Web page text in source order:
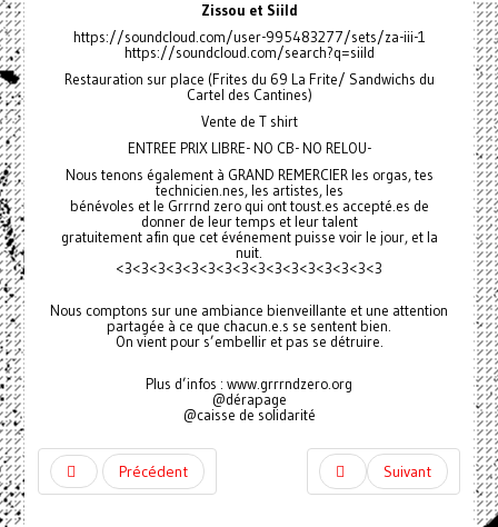
Zissou et Siild
https://soundcloud.com/user-995483277/sets/za-iii-1
https://soundcloud.com/search?q=siild
Restauration sur place (Frites du 69 La Frite/ Sandwichs du
Cartel des Cantines)
Vente de T shirt
ENTREE PRIX LIBRE- NO CB- NO RELOU-
Nous tenons également à GRAND REMERCIER les orgas, tes
technicien.nes, les artistes, les
bénévoles et le Grrrnd zero qui ont toust.es accepté.es de
donner de leur temps et leur talent
gratuitement afin que cet événement puisse voir le jour, et la
nuit.
<3<3<3<3<3<3<3<3<3<3<3<3<3<3<3<3
Nous comptons sur une ambiance bienveillante et une attention
partagée à ce que chacun.e.s se sentent bien.
On vient pour s’embellir et pas se détruire.
Plus d’infos : www.grrrndzero.org
@dérapage
@caisse de solidarité
Précédent Suivant